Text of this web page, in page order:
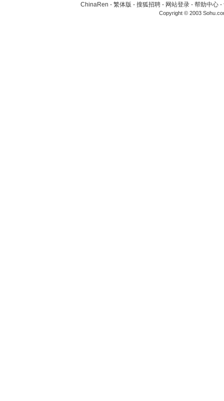
ChinaRen - 繁体版 - 搜狐招聘 - 网站登录 - 帮助中心 -
Copyright © 2003